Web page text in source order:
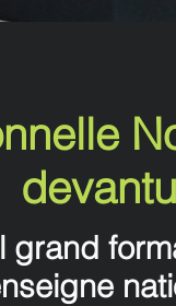
grand